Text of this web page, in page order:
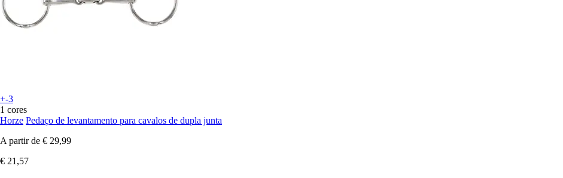
+-3
1 cores
Horze Pedaço de levantamento para cavalos de dupla junta
A partir de € 29,99
€ 21,57